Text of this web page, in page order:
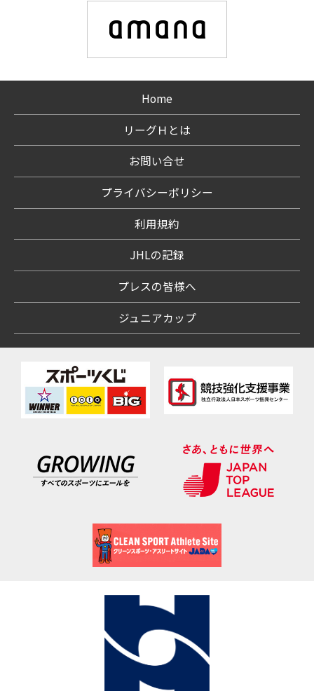
Home
リーグＨとは
お問い合せ
プライバシーポリシー
利用規約
JHLの記録
プレスの皆様へ
ジュニアカップ